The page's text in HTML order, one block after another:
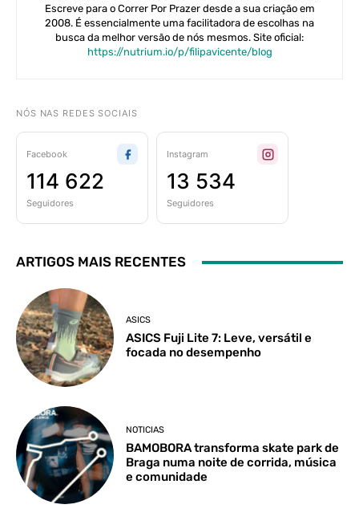
Escreve para o Correr Por Prazer desde a sua criação em
2008. É essencialmente uma facilitadora de escolhas na
busca da melhor versão de nós mesmos. Site oficial:
https://nutrium.io/p/filipavicente/blog
NÓS NAS REDES SOCIAIS
Facebook
114 622
Seguidores
Instagram
13 534
Seguidores
ARTIGOS MAIS RECENTES
ASICS
ASICS Fuji Lite 7: Leve, versátil e
focada no desempenho
NOTICIAS
BAMOBORA transforma skate park de
Braga numa noite de corrida, música
e comunidade